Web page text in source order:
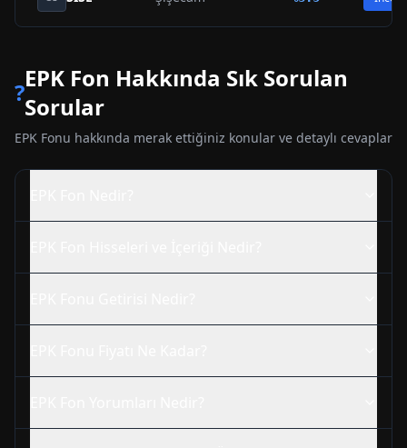
?EPK Fon Hakkında Sık Sorulan
Sorular
EPK Fonu hakkında merak ettiğiniz konular ve detaylı cevaplar